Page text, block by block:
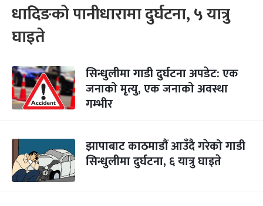
धादिङको पानीधारामा दुर्घटना, ५ यात्रु
घाइते
सिन्धुलीमा गाडी दुर्घटना अपडेट: एक
जनाको मृत्यु, एक जनाको अवस्था
गम्भीर
झापाबाट काठमाडौं आउँदै गरेको गाडी
सिन्धुलीमा दुर्घटना, ६ यात्रु घाइते